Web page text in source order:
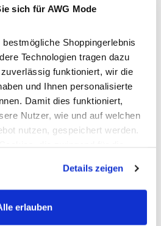
sich für AWG Mode
Shoppingerlebnis
Technologien tragen dazu
funktioniert, wir die
und Ihnen personalisierte
Damit dies funktioniert,
Nutzer, wie und auf welchen
nutzen, gespeichert werden.
Nutzung der Webseite auf jeden
Drittanbietern für Analyse- oder
nur dann aktiviert, wenn Sie das
Details zeigen
erlauben
in 1–3 Werktagen
innerhalb 14 Tage
in Ihre Wunschfiliale
hinzufügen